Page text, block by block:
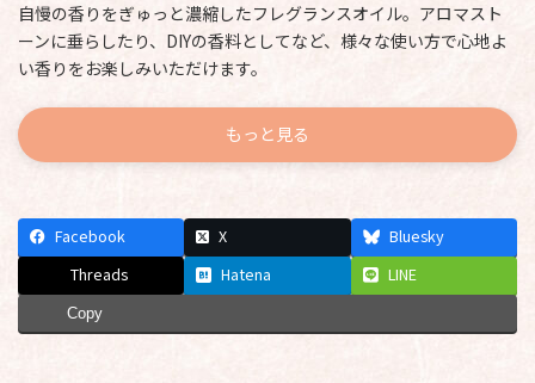
自慢の香りをぎゅっと濃縮したフレグランスオイル。アロマスト
ーンに垂らしたり、DIYの香料としてなど、様々な使い方で心地よ
い香りをお楽しみいただけます。
もっと見る
Facebook X
Bluesky
Threads
Hatena LINE
Copy